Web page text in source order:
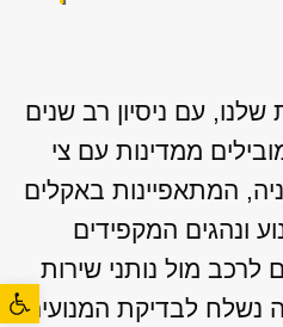
פתח
שלנו, עם ניסיון רב שנים
ממדינות עם צי
המתאפיינות באקלים
ונהגים המקפידים
לרכב מול נותני שירות
נשלח לבדיקת המנועים